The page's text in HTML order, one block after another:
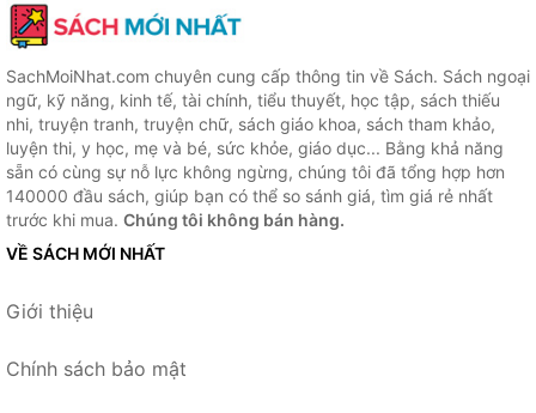
SachMoiNhat.com chuyên cung cấp thông tin về Sách. Sách ngoại
ngữ, kỹ năng, kinh tế, tài chính, tiểu thuyết, học tập, sách thiếu
nhi, truyện tranh, truyện chữ, sách giáo khoa, sách tham khảo,
luyện thi, y học, mẹ và bé, sức khỏe, giáo dục... Bằng khả năng
sẵn có cùng sự nỗ lực không ngừng, chúng tôi đã tổng hợp hơn
140000 đầu sách, giúp bạn có thể so sánh giá, tìm giá rẻ nhất
trước khi mua. Chúng tôi không bán hàng.
VỀ SÁCH MỚI NHẤT
Giới thiệu
Chính sách bảo mật